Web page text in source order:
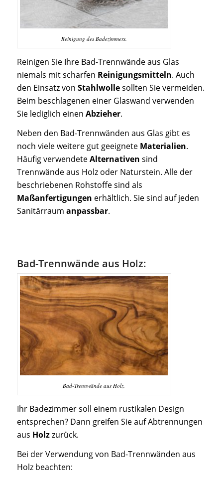
Reinigung des Badezimmers.
Reinigen Sie Ihre Bad-Trennwände aus Glas
niemals mit scharfen Reinigungsmitteln. Auch
den Einsatz von Stahlwollesollten Sie vermeiden.
Beim beschlagenen einer Glaswand verwenden
Sie lediglich einen Abzieher.
Neben den Bad-Trennwänden aus Glas gibt es
noch viele weitere gut geeignete Materialien.
Häufig verwendeteAlternativen sind
Trennwände aus Holz oder Naturstein. Alle der
beschriebenen Rohstoffe sind als
Maßanfertigungen erhältlich. Sie sind auf jeden
Sanitärraum anpassbar.
Bad-Trennwände aus Holz:
Bad-Trennwände aus Holz.
Ihr Badezimmer soll einem rustikalen Design
entsprechen? Dann greifen Sie auf Abtrennungen
aus Holzzurück.
Bei der Verwendung von Bad-Trennwänden aus
Holz beachten: